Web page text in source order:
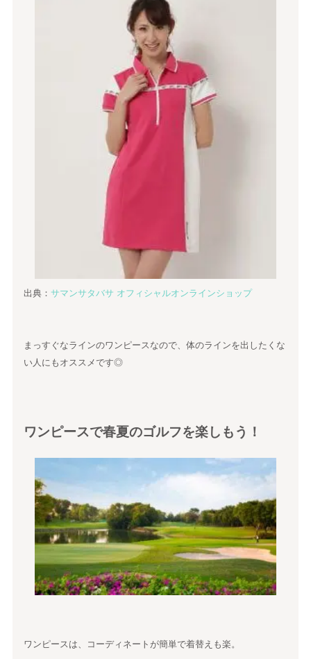
出典：サマンサタバサ オフィシャルオンラインショップ
まっすぐなラインのワンピースなので、体のラインを出したくな
い人にもオススメです◎
ワンピースで春夏のゴルフを楽しもう！
ワンピースは、コーディネートが簡単で着替えも楽。